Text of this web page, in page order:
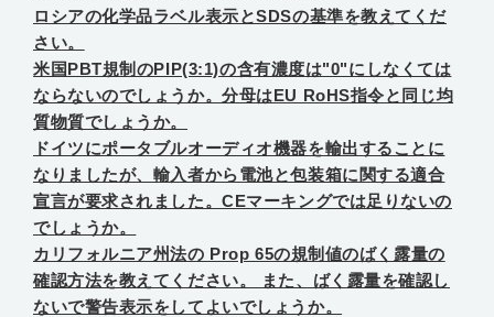
ロシアの化学品ラベル表示とSDSの基準を教えてくだ
さい。
米国PBT規制のPIP(3:1)の含有濃度は"0"にしなくては
ならないのでしょうか。分母はEU RoHS指令と同じ均
質物質でしょうか。
ドイツにポータブルオーディオ機器を輸出することに
なりましたが、輸入者から電池と包装箱に関する適合
宣言が要求されました。CEマーキングでは足りないの
でしょうか。
カリフォルニア州法の Prop 65の規制値のばく露量の
確認方法を教えてください。 また、ばく露量を確認し
ないで警告表示をしてよいでしょうか。